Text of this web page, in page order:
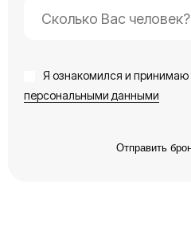
Я ознакомился и принимаю
персональными данными
Отправить